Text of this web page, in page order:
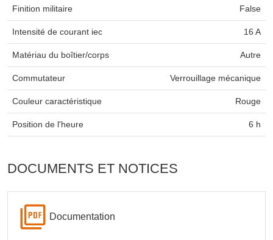
Finition militaire False
Intensité de courant iec 16 A
Matériau du boîtier/corps Autre
Commutateur Verrouillage mécanique
Couleur caractéristique Rouge
Position de l'heure 6 h
DOCUMENTS ET NOTICES
Documentation